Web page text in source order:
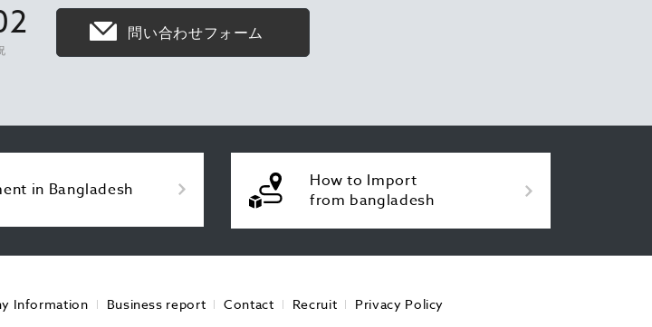
問い合わせフォーム
in Bangladesh
How to Import
from bangladesh
Information Business report Contact Recruit Privacy Policy